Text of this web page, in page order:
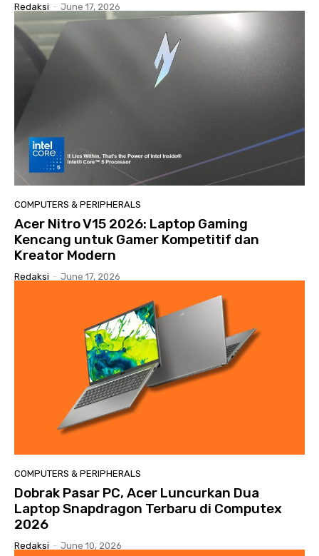
Redaksi - June 17, 2026
COMPUTERS & PERIPHERALS
Acer Nitro V15 2026: Laptop Gaming
Kencang untuk Gamer Kompetitif dan
Kreator Modern
Redaksi - June 17, 2026
COMPUTERS & PERIPHERALS
​Dobrak Pasar PC, Acer Luncurkan Dua
Laptop Snapdragon Terbaru di Computex
2026
Redaksi - June 10, 2026